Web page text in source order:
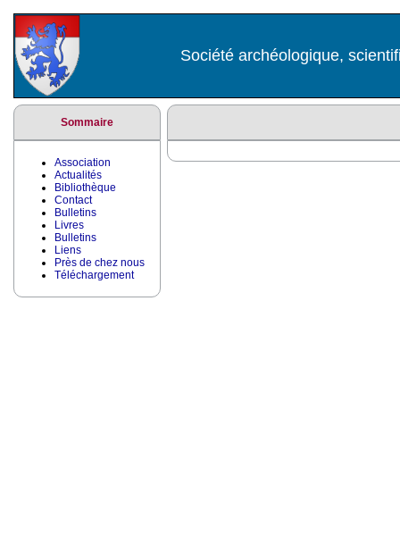
Société archéologique,
Sommaire
Association
Actualités
Bibliothèque
Contact
Bulletins
Livres
Bulletins
Liens
Près de chez nous
Téléchargement